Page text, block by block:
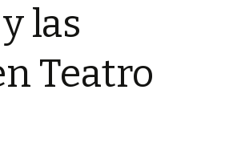
Año 2017
Año 2015
las
Teatro